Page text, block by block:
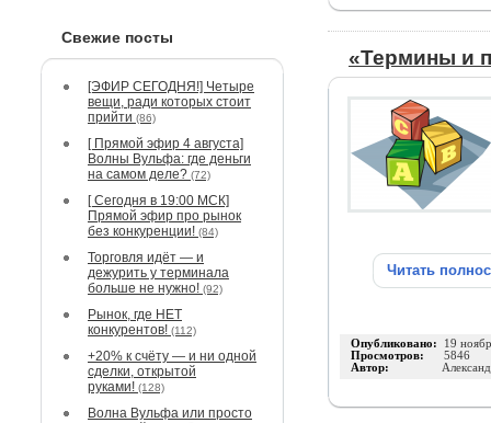
Свежие посты
[ЭФИР СЕГОДНЯ!] Четыре
вещи, ради которых стоит
прийти (86)
[ Прямой эфир 4 августа]
Волны Вульфа: где деньги
на самом деле? (72)
[ Сегодня в 19:00 МСК]
Прямой эфир про рынок
без конкуренции! (84)
Торговля идёт — и
дежурить у терминала
больше не нужно! (92)
Рынок, где НЕТ
конкурентов! (112)
+20% к счёту — и ни одной
сделки, открытой
руками! (128)
Волна Вульфа или просто
«Термины и
Читать
Опубликовано: 19
Просмотров: 5846
Автор: